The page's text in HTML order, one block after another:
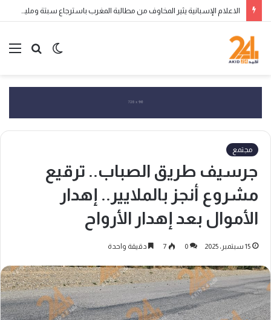
الاعلام الإسبانية يثير المخاوف من مطالبة المغرب باسترجاع سبتة ومليلية المحتلتين
بحث
الوضع
مجتمع
جرسيف طريق الصباب.. ترقيع
مشروع أنجز بالملايير.. إهدار
الأموال بعد إهدار الأرواح
15 سبتمبر، 2025 0
7 دقيقة واحدة